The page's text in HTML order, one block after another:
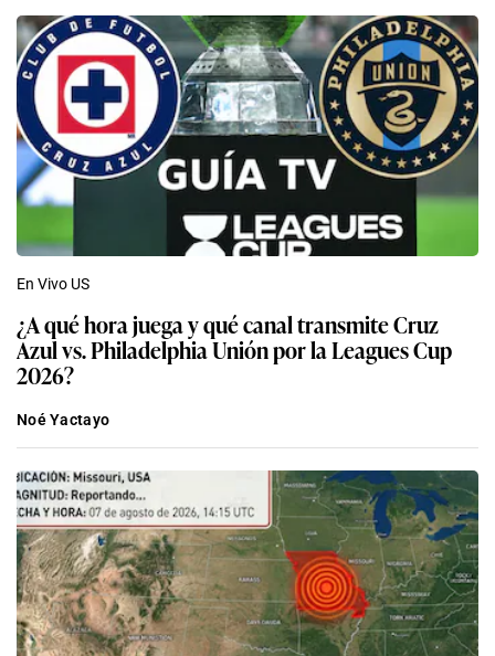
En Vivo US
¿A qué hora juega y qué canal transmite Cruz
Azul vs. Philadelphia Unión por la Leagues Cup
2026?
Noé Yactayo